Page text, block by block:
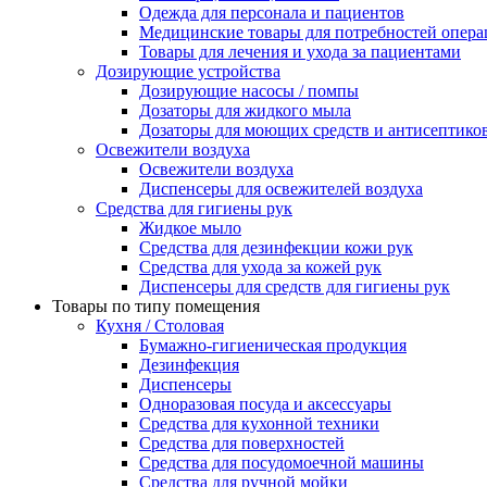
Одежда для персонала и пациентов
Медицинские товары для потребностей
Товары для лечения и ухода за пациентами
Дозирующие устройства
Дозирующие насосы / помпы
Дозаторы для жидкого мыла
Дозаторы для моющих средств и
Освежители воздуха
Освежители воздуха
Диспенсеры для освежителей воздуха
Средства для гигиены рук
Жидкое мыло
Средства для дезинфекции кожи рук
Средства для ухода за кожей рук
Диспенсеры для средств для гигиены рук
Товары по типу помещения
Кухня / Столовая
Бумажно-гигиеническая продукция
Дезинфекция
Диспенсеры
Одноразовая посуда и аксессуары
Средства для кухонной техники
Средства для поверхностей
Средства для посудомоечной машины
Средства для ручной мойки